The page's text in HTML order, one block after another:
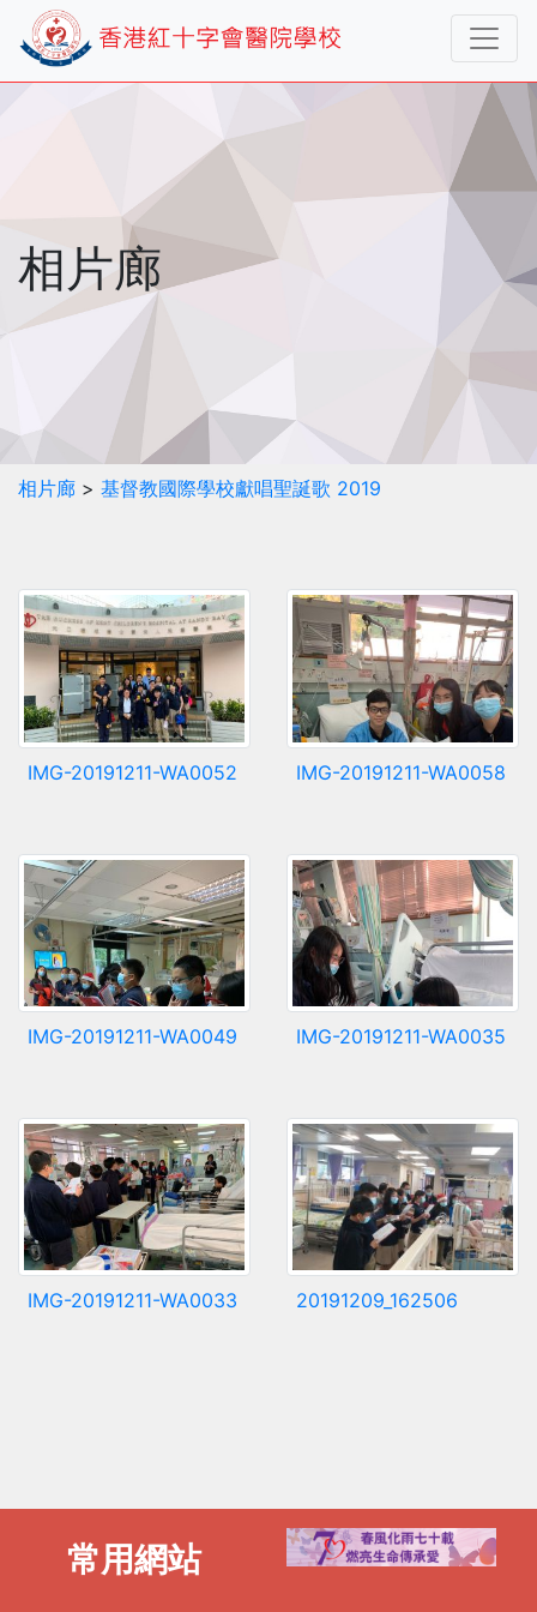
相片廊
相片廊 > 基督教國際學校獻唱聖誕歌 2019
IMG-20191211-WA0052 IMG-20191211-WA0058
IMG-20191211-WA0049 IMG-20191211-WA0035
IMG-20191211-WA0033 20191209_162506
常用網站